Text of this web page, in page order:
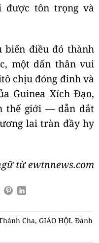
tôn trọng và
biến điều đó thành
một dấn thân vui
chịu đóng đinh và
Guinea Xích Đạo,
thế giới — dẫn dắt
lai tràn đầy hy
từ ewtnnews.com
Cha, GIÁO HỘI. Đánh